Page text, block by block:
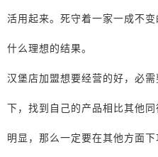
活用起来。死守着一家一成不
什么理想的结果。
汉堡店加盟想要经营的好，必
下，找到自己的产品相比其他
明显，那么一定要在其他方面